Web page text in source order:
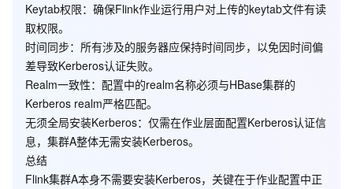
Keytab权限：确保Flink作业运行用户对上传的keytab文件有读
取权限。
时间同步：所有涉及的服务器应保持时间同步，以免因时间偏
差导致Kerberos认证失败。
Realm一致性：配置中的realm名称必须与HBase集群的
Kerberos realm严格匹配。
无须全局安装Kerberos：仅需在作业层面配置Kerberos认证信
息，集群A整体无需安装Kerberos。
总结
Flink集群A本身不需要安装Kerberos，关键在于作业配置中正